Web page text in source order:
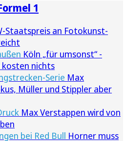
1
Staatspreis an Fotokunst-
Köln „für umsonst“ -
nichts
Serie Max
Müller und Stippler aber
Max Verstappen wird von
bei Red Bull Horner muss